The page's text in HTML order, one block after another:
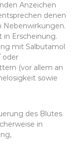
Anzeichen
denen
Nebenwirkungen.
in Erscheinung.
mit Salbutamol
oder
(vor allem an
sowie
des Blutes
in